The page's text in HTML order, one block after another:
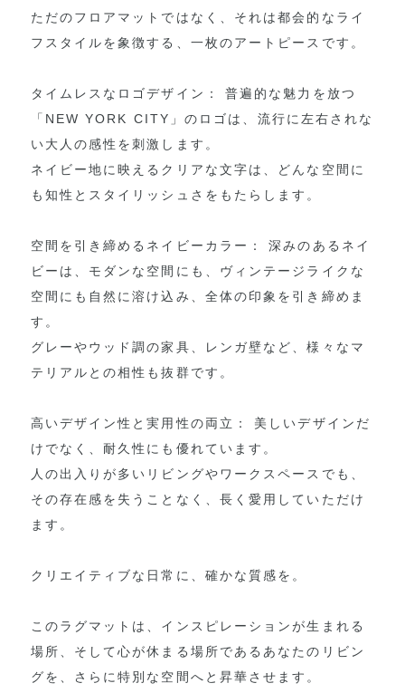
ただのフロアマットではなく、それは都会的なライ
フスタイルを象徴する、一枚のアートピースです。
タイムレスなロゴデザイン： 普遍的な魅力を放つ
「NEW YORK CITY」のロゴは、流行に左右されな
い大人の感性を刺激します。
ネイビー地に映えるクリアな文字は、どんな空間に
も知性とスタイリッシュさをもたらします。
空間を引き締めるネイビーカラー： 深みのあるネイ
ビーは、モダンな空間にも、ヴィンテージライクな
空間にも自然に溶け込み、全体の印象を引き締めま
す。
グレーやウッド調の家具、レンガ壁など、様々なマ
テリアルとの相性も抜群です。
高いデザイン性と実用性の両立： 美しいデザインだ
けでなく、耐久性にも優れています。
人の出入りが多いリビングやワークスペースでも、
その存在感を失うことなく、長く愛用していただけ
ます。
クリエイティブな日常に、確かな質感を。
このラグマットは、インスピレーションが生まれる
場所、そして心が休まる場所であるあなたのリビン
グを、さらに特別な空間へと昇華させます。